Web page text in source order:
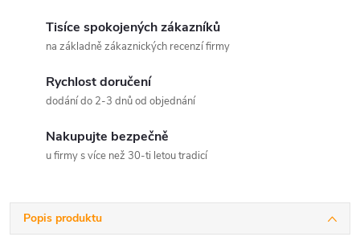
Tisíce spokojených zákazníků
na základně zákaznických recenzí firmy
Rychlost doručení
dodání do 2-3 dnů od objednání
Nakupujte bezpečně
u firmy s více než 30-ti letou tradicí
Popis produktu